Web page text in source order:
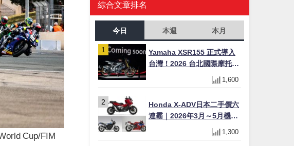
Cup/FIM
綜合文章排名
今日 本週 本月
Yamaha XSR155 正式導入
台灣！2026 台北國際摩托車
展亮相，70 週年紀念版
YZF-R 系列限量追加販售
1,600
Honda X-ADV日本二手價六
連霸｜2026年3月～5月機車
轉售排行榜 CBR1000RR-R
FIREBLADE SP首度躋身前
1,300